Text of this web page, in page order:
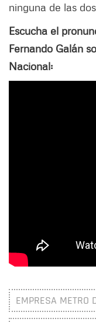
ninguna de las
Escucha el
Fernando Galán
Nacional:
EMPRESA METRO